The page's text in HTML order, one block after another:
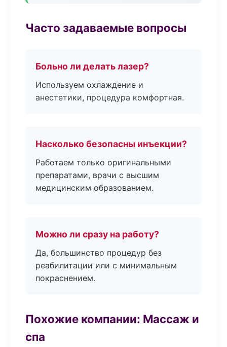
Часто задаваемые вопросы
Больно ли делать лазер?
Используем охлаждение и
анестетики, процедура комфортная.
Насколько безопасны инъекции?
Работаем только оригинальными
препаратами, врачи с высшим
медицинским образованием.
Можно ли сразу на работу?
Да, большинство процедур без
реабилитации или с минимальным
покраснением.
Похожие компании: Массаж и
спа